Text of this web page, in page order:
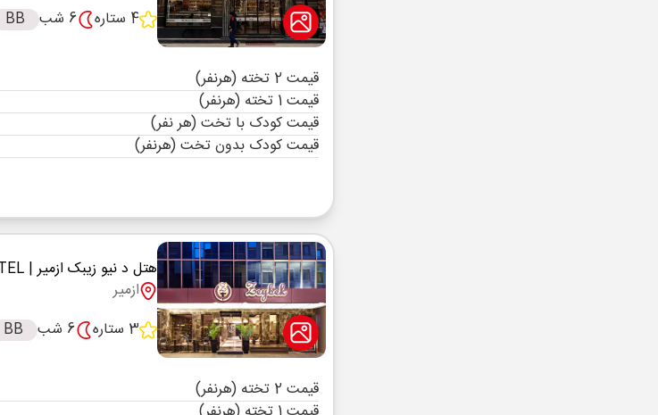
4 ستاره
6 شب BB
قیمت 2 تخته (هرنفر)
قیمت 1 تخته (هرنفر)
قیمت کودک با تخت (هر نفر)
قیمت کودک بدون تخت (هرنفر)
هتل د نیو زیبک ازمیر| THE NEW ZEYBEK HOTEL
ازمیر
3 ستاره
6 شب BB
قیمت 2 تخته (هرنفر)